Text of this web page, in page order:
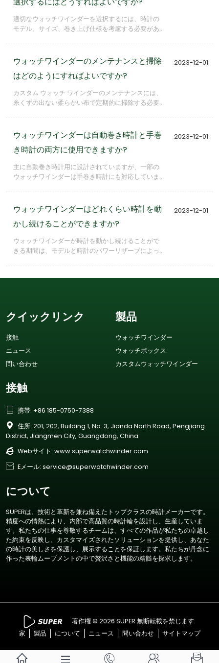
適切なウォッチワインダーを選択するには、時計の
モデル、サイズ、巻き上げ仕様を考慮する必要があ
時計に最適なケアを提供できるようになります。
2023-12-01
ウォッチワインダーのメンテナンスと掃除
はどのようにすればよいですか?
カスタム ウォッチ ワインダーのメンテナンスには、
糸くずの出ない柔らかい布で定期的に掃除する必要
確認してください。定期的なメンテナンスにより、
スムーズな動作と長寿命が保証されます。
2023-12-01
ウォッチワインダーは自動巻き時計と手巻
き時計の両方に使用できますか?
主に自動巻き時計用に設計されていますが、一部の
ウォッチワインダーは手巻き時計にも対応していま
要です。
2023-12-01
ウォッチワインダーはどれくらい時計を動
かし続けることができますか?
ウォッチワインダーが時計を動かし続けることがで
きる期間は、モデルと時計のパワーリザーブによっ
クイックリンク
接触
ニュース
問い合わせ
製品
ウォッチワインダー
ウォッチボックス
カスタムウォッチワインダー
接触
 携帯: +86 185-0750-7388

住所: 201, 202, Building 1, No. 3, Jianda North Road, Pengjiang
District, Jiangmen City, Guangdong, China
 Webサイト: www.superwatchwinder.com
 Eメール: service@superwatchwinder.com
について
SUPERは、技術と革新を兼ね備えたトップクラスの時計メーカーです。
精度への情熱により、内部で高品質の時計輪を設計し、生産していま
す。私たちの仕事を尊敬するチームは、すべての作品が私たちの卓越し
た約束を反映し、カスタマイズされたソリューションを提供し、あなた
の時計の美しさを保護し、展示することを保証します。私たちが丹念に
作った表輪ムーブメントの中で贅沢さと機能の精髄を探求します。
著作権 © 2026 SUPER 無断転載を禁じます.
家
製品 について ニュース 問い合わせ サイトマップ
    